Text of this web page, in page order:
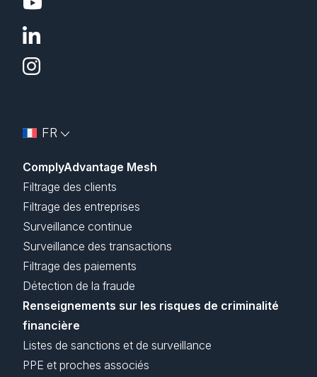
FR
ComplyAdvantage Mesh
Filtrage des clients
Filtrage des entreprises
Surveillance continue
Surveillance des transactions
Filtrage des paiements
Détection de la fraude
Renseignements sur les risques de criminalité
financière
Listes de sanctions et de surveillance
PPE et proches associés